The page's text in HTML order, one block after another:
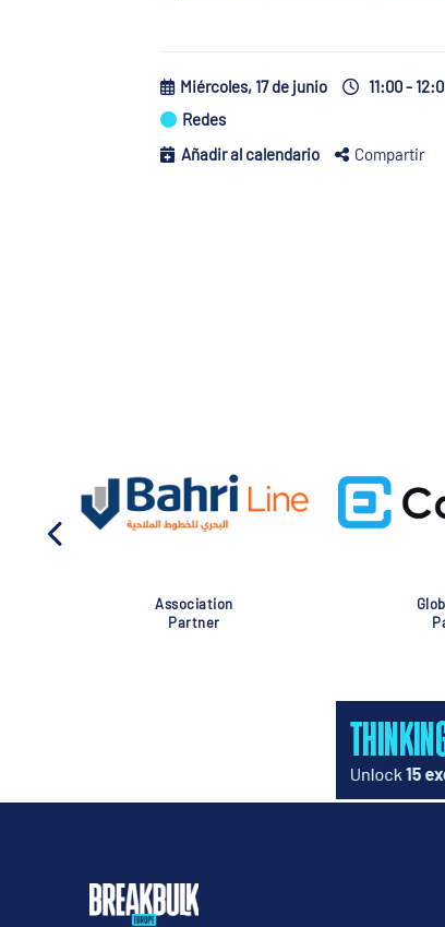
Miércoles, 17 de junio 11:00 -
Redes
Añadir al calendario
Compartir
Association
Partner